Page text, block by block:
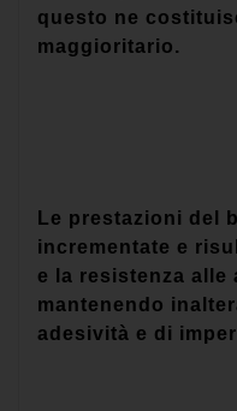
questo ne
maggioritario.
Le prestazioni del
incrementate e
e la resistenza alle
mantenendo
adesività e di